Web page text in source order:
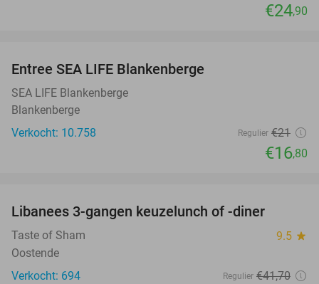
€24,90
Entree SEA LIFE Blankenberge
SEA LIFE Blankenberge
Blankenberge
Verkocht: 10.758
Regulier €21
€16,80
Libanees 3-gangen keuzelunch of -diner
Taste of Sham 9.5 star
Oostende
Verkocht: 694
Regulier €41,70